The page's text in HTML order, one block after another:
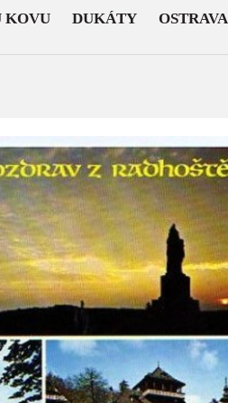
KOVU DUKÁTY OSTRAVA